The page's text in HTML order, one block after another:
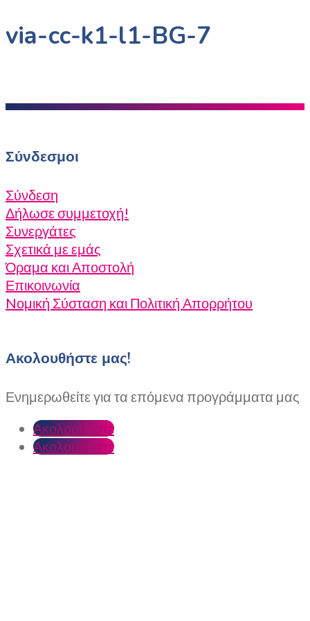
via-cc-k1-l1-BG-7
Σύνδεσμοι
Σύνδεση
Δήλωσε συμμετοχή!
Συνεργάτες
Σχετικά με εμάς
Όραμα και Αποστολή
Επικοινωνία
Nομική Σύσταση και Πολιτική Απορρήτου
Ακολουθήστε μας!
Ενημερωθείτε για τα επόμενα προγράμματα μας
Ακολουθήστε
Ακολουθήστε